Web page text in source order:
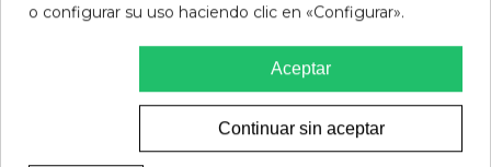
DELAPIEL IMPULSO
HIALURONICO 1U
NEOSTRATA SKIN
ACTIVE MATRIX
SUPPORT SPF 30 50 G
63,55 €
Ver más
o configurar su uso haciendo clic en «Configurar».
Aceptar
Continuar sin aceptar